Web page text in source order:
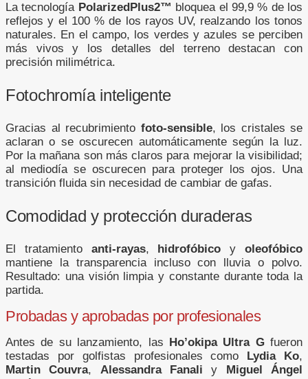
La tecnología PolarizedPlus2™ bloquea el 99,9 % de los
reflejos y el 100 % de los rayos UV, realzando los tonos
naturales. En el campo, los verdes y azules se perciben
más vivos y los detalles del terreno destacan con
precisión milimétrica.
Fotochromía inteligente
Gracias al recubrimiento foto-sensible, los cristales se
aclaran o se oscurecen automáticamente según la luz.
Por la mañana son más claros para mejorar la visibilidad;
al mediodía se oscurecen para proteger los ojos. Una
transición fluida sin necesidad de cambiar de gafas.
Comodidad y protección duraderas
El tratamiento anti-rayas, hidrofóbico yoleofóbico
mantiene la transparencia incluso con lluvia o polvo.
Resultado: una visión limpia y constante durante toda la
partida.
Probadas y aprobadas por profesionales
Antes de su lanzamiento, las Ho’okipa Ultra Gfueron
testadas por golfistas profesionales como Lydia Ko,
Martin Couvra, Alessandra Fanali y Miguel Ángel